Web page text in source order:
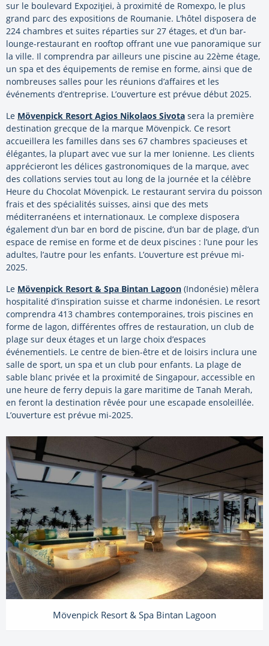
sur le boulevard Expoziţiei, à proximité de Romexpo, le plus
grand parc des expositions de Roumanie. L’hôtel disposera de
224 chambres et suites réparties sur 27 étages, et d’un bar-
lounge-restaurant en rooftop offrant une vue panoramique sur
la ville. Il comprendra par ailleurs une piscine au 22ème étage,
un spa et des équipements de remise en forme, ainsi que de
nombreuses salles pour les réunions d’affaires et les
événements d’entreprise. L’ouverture est prévue début 2025.
Le Mövenpick Resort Agios Nikolaos Sivota sera la première
destination grecque de la marque Mövenpick. Ce resort
accueillera les familles dans ses 67 chambres spacieuses et
élégantes, la plupart avec vue sur la mer Ionienne. Les clients
apprécieront les délices gastronomiques de la marque, avec
des collations servies tout au long de la journée et la célèbre
Heure du Chocolat Mövenpick. Le restaurant servira du poisson
frais et des spécialités suisses, ainsi que des mets
méditerranéens et internationaux. Le complexe disposera
également d’un bar en bord de piscine, d’un bar de plage, d’un
espace de remise en forme et de deux piscines : l’une pour les
adultes, l’autre pour les enfants. L’ouverture est prévue mi-
2025.
Le Mövenpick Resort & Spa Bintan Lagoon (Indonésie) mêlera
hospitalité d’inspiration suisse et charme indonésien. Le resort
comprendra 413 chambres contemporaines, trois piscines en
forme de lagon, différentes offres de restauration, un club de
plage sur deux étages et un large choix d’espaces
événementiels. Le centre de bien-être et de loisirs inclura une
salle de sport, un spa et un club pour enfants. La plage de
sable blanc privée et la proximité de Singapour, accessible en
une heure de ferry depuis la gare maritime de Tanah Merah,
en feront la destination rêvée pour une escapade ensoleillée.
L’ouverture est prévue mi-2025.
Mövenpick Resort & Spa Bintan Lagoon